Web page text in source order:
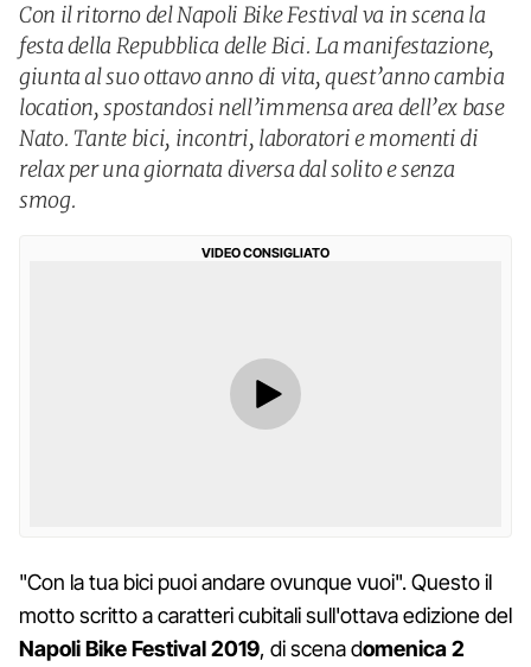
Con il ritorno del Napoli Bike Festival va in scena la
festa della Repubblica delle Bici. La manifestazione,
giunta al suo ottavo anno di vita, quest’anno cambia
location, spostandosi nell’immensa area dell’ex base
Nato. Tante bici, incontri, laboratori e momenti di
relax per una giornata diversa dal solito e senza
smog.
VIDEO CONSIGLIATO
"Con la tua bici puoi andare ovunque vuoi". Questo il
motto scritto a caratteri cubitali sull'ottava edizione del
Napoli Bike Festival 2019, di scena domenica 2